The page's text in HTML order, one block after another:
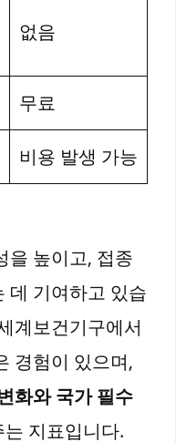
없음
무료
비용 발생 가능
을 높이고, 접종
데 기여하고 있습
계보건기구에서
경험이 있으며,
화와 국가 필수
지표입니다.